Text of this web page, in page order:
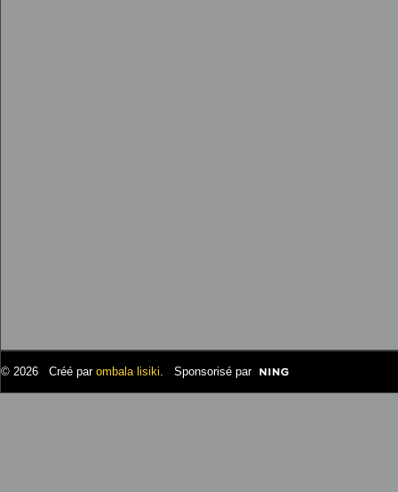
© 2026 Créé par ombala lisiki. Sponsorisé par